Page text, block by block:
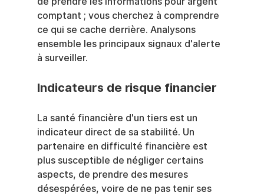
comptant ; vous cherchez à comprendre
ce qui se cache derrière. Analysons
ensemble les principaux signaux d'alerte
à surveiller.
Indicateurs de risque financier
La santé financière d'un tiers est un
indicateur direct de sa stabilité. Un
partenaire en difficulté financière est
plus susceptible de négliger certains
aspects, de prendre des mesures
désespérées, voire de ne pas tenir ses